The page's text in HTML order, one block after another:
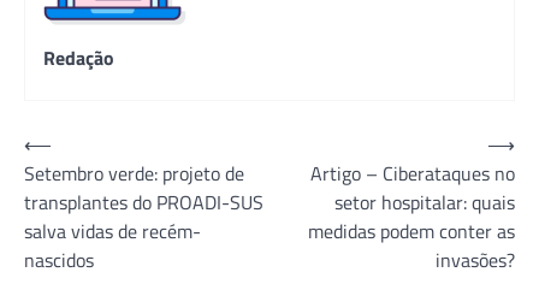
Redação
Navegação
de
Post
⟵
Setembro verde: projeto de
transplantes do PROADI-SUS
salva vidas de recém-
nascidos
Artigo – Ciberataques no
setor hospitalar: quais
medidas podem conter as
invasões?
⟶